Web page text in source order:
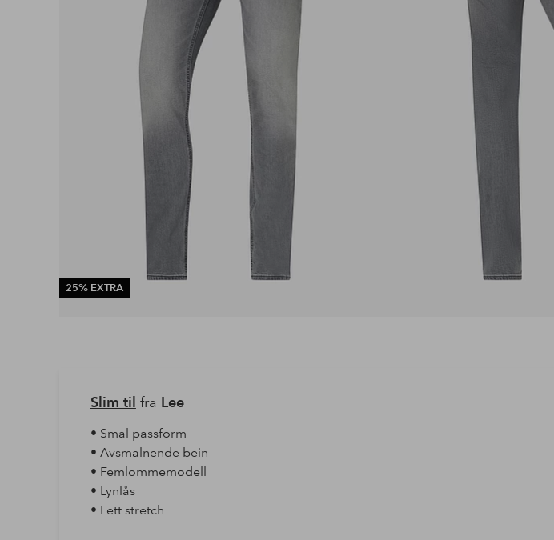
25% EXTRA
Slim til fra Lee
• Smal passform
• Avsmalnende bein
• Femlommemodell
• Lynlås
• Lett stretch